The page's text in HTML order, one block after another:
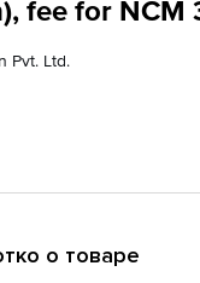
Pvt. Ltd.
о товаре